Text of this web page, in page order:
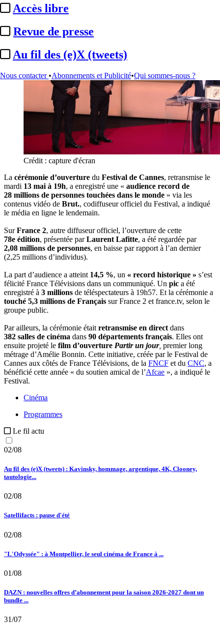
Accès libre
Revue de presse
Au fil des (e)X (tweets)
Nous contacter •Abonnements et Publicité•Qui sommes-nous ?
Crédit : capture d'écran
La cérémonie d’ouverture du Festival de Cannes, retransmise le
mardi 13 mai à 19h, a enregistré une « audience record de
28 millions de personnes touchées dans le monde » via les
contenus vidéo de Brut., codiffuseur officiel du Festival, a indiqué
le média en ligne le lendemain.
SurFrance 2, autre diffuseur officiel, l’ouverture de cette
78e édition, présentée parLaurent Lafitte, a été regardée par
2,08 millions de personnes, en baisse par rapport à l’an dernier
(2,25 millions d’individus).
La part d’audience a atteint 14,5 %, un « record historique » s’est
félicité France Télévisions dans un communiqué. Un pic a été
enregistré à 3 millions de téléspectateurs à 19h57. Et la cérémonie a
touché 5,3 millions de Français sur France 2 et france.tv, selon le
groupe public.
Par ailleurs, la cérémonie était retransmise en direct dans
382 salles de cinéma dans 90 départements français. Elles ont
ensuite projeté le film d’ouverture Partir un jour, premier long
métrage d’Amélie Bonnin. Cette initiative, créée par le Festival de
Cannes aux côtés de France Télévisions, de la FNCF et du CNC, a
bénéficié cette année « du soutien amical de l’Afcae », a indiqué le
Festival.
Cinéma
Programmes
Le fil actu
02/08
Au fil des (e)X (tweets) : Kavinsky, hommage, argentique, 4K, Clooney,
tautologie...
02/08
Satellifacts : pause d'été
02/08
"L'Odyssée" : à Montpellier, le seul cinéma de France à ...
01/08
DAZN : nouvelles offres d’abonnement pour la saison 2026-2027 dont un
bundle ...
31/07